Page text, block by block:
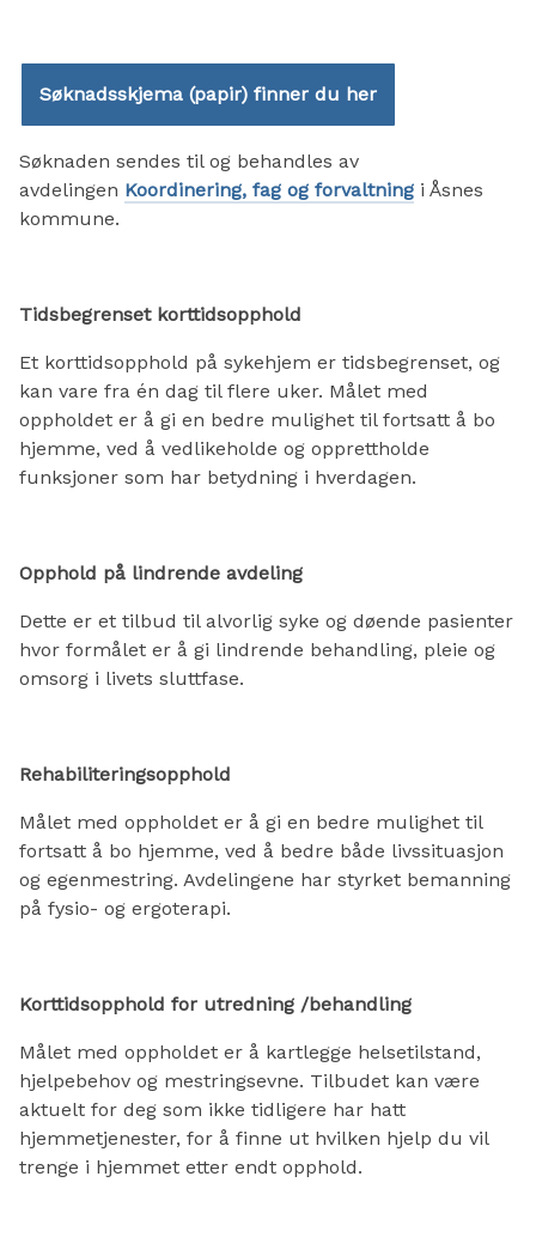
Søknadsskjema (papir) finner du her
Søknaden sendes til og behandles av
avdelingen Koordinering, fag og forvaltning i Åsnes
kommune.
Tidsbegrenset korttidsopphold
Et korttidsopphold på sykehjem er tidsbegrenset, og
kan vare fra én dag til flere uker. Målet med
oppholdet er å gi en bedre mulighet til fortsatt å bo
hjemme, ved å vedlikeholde og opprettholde
funksjoner som har betydning i hverdagen.
Opphold på lindrende avdeling
Dette er et tilbud til alvorlig syke og døende pasienter
hvor formålet er å gi lindrende behandling, pleie og
omsorg i livets sluttfase.
Rehabiliteringsopphold
Målet med oppholdet er å gi en bedre mulighet til
fortsatt å bo hjemme, ved å bedre både livssituasjon
og egenmestring. Avdelingene har styrket bemanning
på fysio- og ergoterapi.
Korttidsopphold for utredning /behandling
Målet med oppholdet er å kartlegge helsetilstand,
hjelpebehov og mestringsevne. Tilbudet kan være
aktuelt for deg som ikke tidligere har hatt
hjemmetjenester, for å finne ut hvilken hjelp du vil
trenge i hjemmet etter endt opphold.